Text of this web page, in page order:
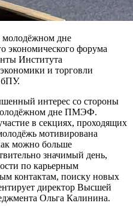
молодёжном дне
экономического форума
Института
и торговли
интерес со стороны
дне ПМЭФ.
в секциях, проходящих
мотивирована
можно больше
значимый день,
по карьерным
контактам, поиску новых
директор Высшей
Ольга Калинина.